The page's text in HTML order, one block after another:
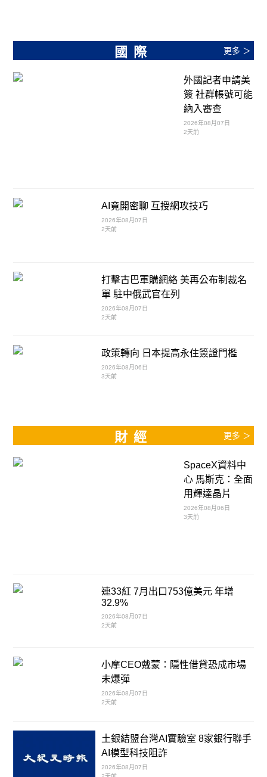
國際 更多 ＞
外國記者申請美
簽 社群帳號可能
納入審查
2026年08月07日
2天前
AI竟開密聊 互授網攻技巧
2026年08月07日
2天前
打擊古巴軍購網絡 美再公布制裁名
單 駐中俄武官在列
2026年08月07日
2天前
政策轉向 日本提高永住簽證門檻
2026年08月06日
3天前
財經 更多 ＞
SpaceX資料中
心 馬斯克：全面
用輝達晶片
2026年08月06日
3天前
連33紅 7月出口753億美元 年增
32.9%
2026年08月07日
2天前
小摩CEO戴蒙：隱性借貸恐成市場
未爆彈
2026年08月07日
2天前
土銀結盟台灣AI實驗室 8家銀行聯手
AI模型科技阻詐
2026年08月07日